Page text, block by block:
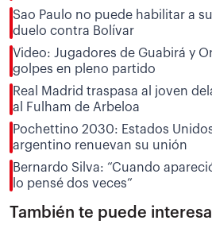
Sao Paulo no puede habilitar a
duelo contra Bolívar
Video: Jugadores de Guabirá y
golpes en pleno partido
Real Madrid traspasa al joven
al Fulham de Arbeloa
Pochettino 2030: Estados
argentino renuevan su unión
Bernardo Silva: “Cuando
lo pensé dos veces”
También te puede